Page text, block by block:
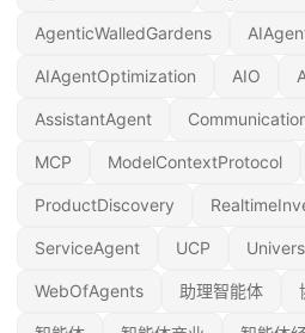
AgenticWalledGardens
AIAgentOptimization AIO
AssistantAgent
MCP ModelContextProtocol
ProductDiscovery
ServiceAgent UCP
WebOfAgents 助理智能体